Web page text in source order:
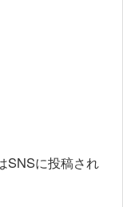
SNSに投稿され